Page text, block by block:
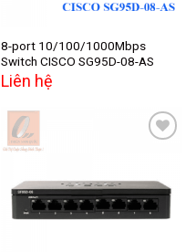
8-port 10/100/1000Mbps
Switch CISCO SG95D-08-AS
Liên hệ
Add to
wishlist